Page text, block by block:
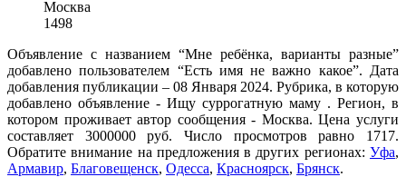
Москва
1498
Объявление с названием “Мне ребёнка, варианты разные”
добавлено пользователем “Есть имя не важно какое”. Дата
добавления публикации – 08 Января 2024. Рубрика, в которую
добавлено объявление - Ищу суррогатную маму . Регион, в
котором проживает автор сообщения - Москва. Цена услуги
составляет 3000000 руб. Число просмотров равно 1717.
Обратите внимание на предложения в других регионах: Уфа,
Армавир, Благовещенск, Одесса, Красноярск, Брянск.